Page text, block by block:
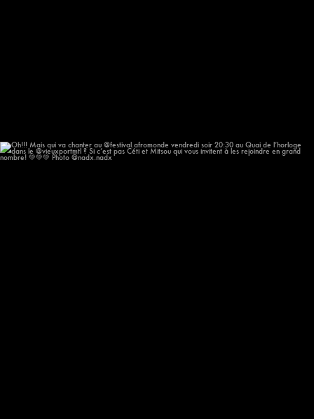
Oh!!! Mais qui va chanter au @festival.afromonde